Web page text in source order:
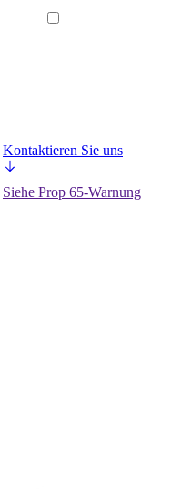
Kontaktieren Sie uns
Siehe Prop 65-Warnung